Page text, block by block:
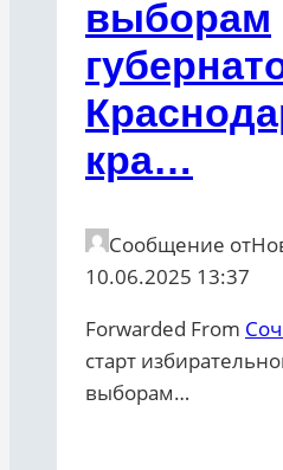
выборам
кра…
Сообщение от
10.06.2025 13:37
Forwarded From
старт
выборам…